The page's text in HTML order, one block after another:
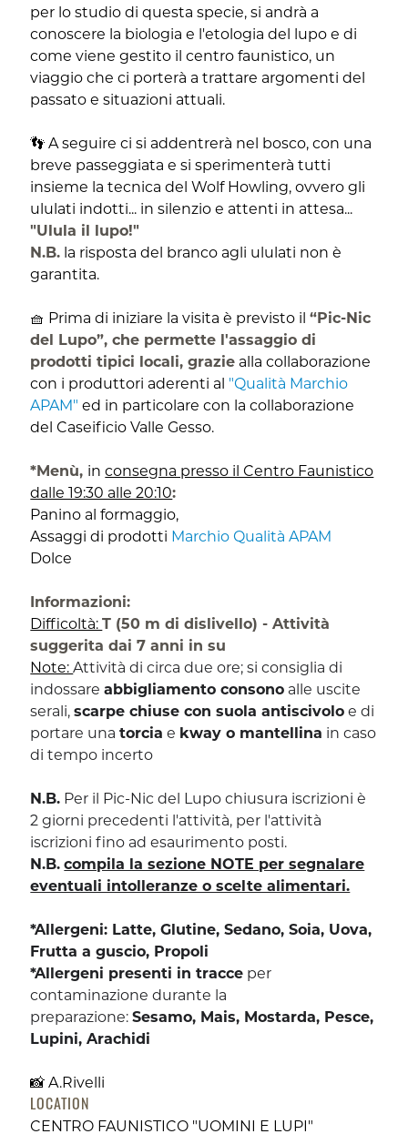
per lo studio di questa specie, si andrà a
conoscere la biologia e l'etologia del lupo e di
come viene gestito il centro faunistico, un
viaggio che ci porterà a trattare argomenti del
passato e situazioni attuali.
👣 A seguire ci si addentrerà nel bosco, con una
breve passeggiata e si sperimenterà tutti
insieme la tecnica del Wolf Howling, ovvero gli
ululati indotti... in silenzio e attenti in attesa...
"Ulula il lupo!"
N.B. la risposta del branco agli ululati non è
garantita.
🧺 Prima di iniziare la visita è previsto il“Pic-Nic
del Lupo”, che permette l'assaggio di
prodotti tipici locali, grazie alla collaborazione
con i produttori aderenti al "Qualità Marchio
APAM"ed in particolare con la collaborazione
del Caseificio Valle Gesso.
*Menù, inconsegna presso il Centro Faunistico
dalle 19:30 alle 20:10:
Panino al formaggio,
Assaggi di prodotti Marchio Qualità APAM
Dolce
Informazioni:
Difficoltà:T (50 m di dislivello) - Attività
suggerita dai 7 anni in su
Note:Attività di circa due ore; si consiglia di
indossareabbigliamento consono alle uscite
serali,scarpe chiuse con suola antiscivolo e di
portare unatorcia e kway o mantellina in caso
di tempo incerto
N.B. Per il Pic-Nic del Lupo chiusura iscrizioni è
2 giorni precedenti l'attività, per l'attività
iscrizioni fino ad esaurimento posti.
N.B. compila la sezione NOTE per segnalare
eventuali intolleranze o scelte alimentari.
*Allergeni: Latte, Glutine, Sedano, Soia, Uova,
Frutta a guscio, Propoli
*Allergeni presenti in tracce per
contaminazione durante la
preparazione:Sesamo, Mais, Mostarda, Pesce,
Lupini, Arachidi
📸 A.Rivelli
LOCATION
CENTRO FAUNISTICO "UOMINI E LUPI"